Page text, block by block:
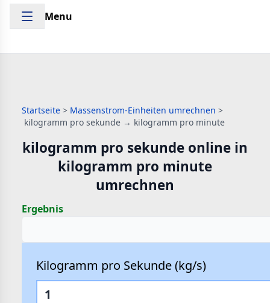
Menu
Startseite > Massenstrom-Einheiten umrechnen >
kilogramm pro sekunde → kilogramm pro minute
kilogramm pro sekunde online in
kilogramm pro minute
umrechnen
Ergebnis
Kilogramm pro Sekunde (kg/s)